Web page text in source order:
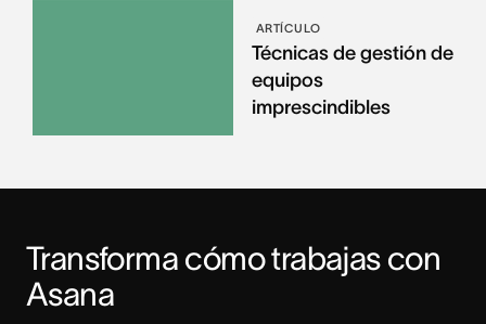
ARTÍCULO
Técnicas de gestión de
equipos
imprescindibles
Transforma cómo trabajas con
Asana